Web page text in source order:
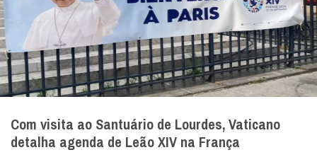
Com visita ao Santuário de Lourdes, Vaticano
detalha agenda de Leão XIV na França